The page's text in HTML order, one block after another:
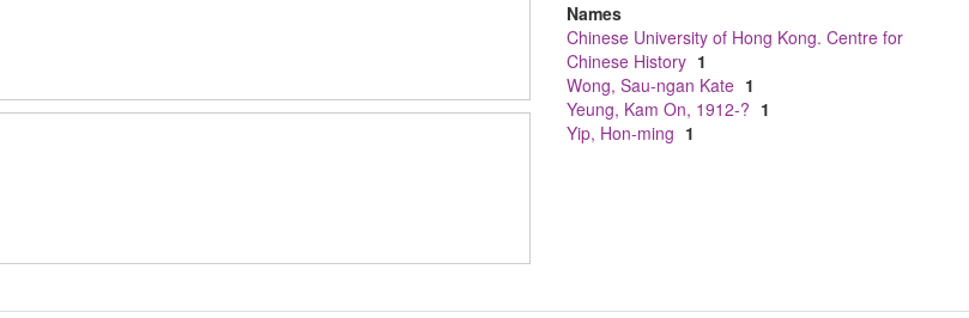
Names
Chinese University of Hong Kong. Centre for
Chinese History 1
Wong, Sau-ngan Kate 1
Yeung, Kam On, 1912-? 1
Yip, Hon-ming 1